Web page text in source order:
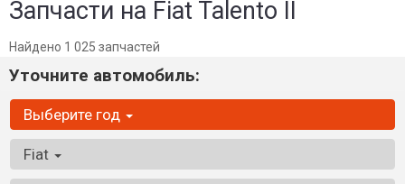
Запчасти на Fiat Talento II
Найдено 1 025 запчастей
Уточните автомобиль:
Выберите год
Fiat